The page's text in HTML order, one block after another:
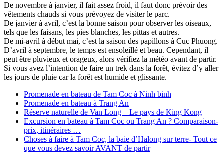
De novembre à janvier, il fait assez froid, il faut donc prévoir des
vêtements chauds si vous prévoyez de visiter le parc.
De janvier à avril, c’est la bonne saison pour observer les oiseaux,
tels que les faisans, les pies blanches, les pittas et autres.
De mi-avril à début mai, c’est la saison des papillons à Cuc Phuong.
D’avril à septembre, le temps est ensoleillé et beau. Cependant, il
peut être pluvieux et orageux, alors vérifiez la météo avant de partir.
Si vous avez l’intention de faire un trek dans la forêt, évitez d’y aller
les jours de pluie car la forêt est humide et glissante.
Promenade en bateau de Tam Coc à Ninh binh
Promenade en bateau à Trang An
Réserve naturelle de Van Long – Le pays de King Kong
Excursion en bateau à Tam Coc ou Trang An ? Comparaison-
prix, itinéraires …
Choses à faire à Tam Coc, la baie d’Halong sur terre- Tout ce
que vous devez savoir AVANT de partir